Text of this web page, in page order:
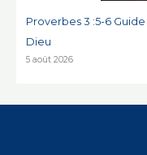
Proverbes 3 :5-6
Dieu
5 août 2026